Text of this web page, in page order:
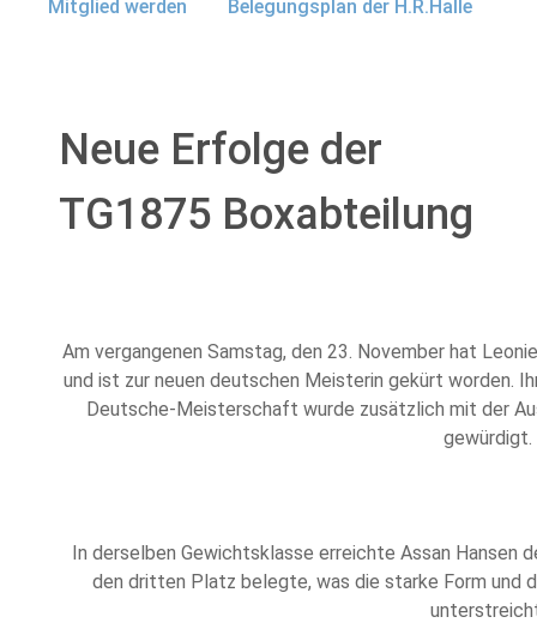
Mitglied werden Belegungsplan der H.R.Halle
Neue Erfolge der
TG1875 Boxabteilung
Am vergangenen Samstag, den 23. November hat
und ist zur neuen deutschen Meisterin gekürt worden.
Deutsche-Meisterschaft wurde zusätzlich mit der
gewürdigt.
In derselben Gewichtsklasse erreichte Assan Hansen
den dritten Platz belegte, was die starke Form und